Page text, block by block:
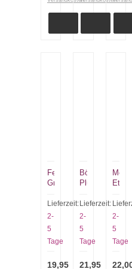
Felix
Grillzange
Zange
kleine
Kochpinzette
Lieferzeit:
2-
5
Tage
19,95
Böker
Plus
Vault
6
Messer
Lieferzeit:
2-
5
Tage
21,95
Etui
für
eine
2-
5
Tage